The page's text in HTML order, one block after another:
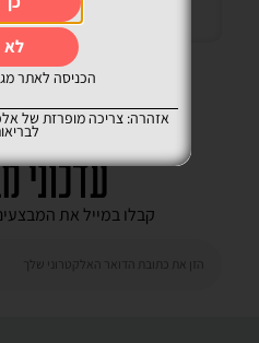
עדכוני
קבלו במייל את
לא
הכניסה לאתר מגיל 18
אזהרה: צריכה מופרזת של